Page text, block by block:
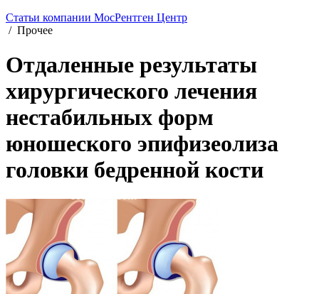
Статьи компании МосРентген Центр
/ Прочее
Отдаленные результаты
хирургического лечения
нестабильных форм
юношеского эпифизеолиза
головки бедренной кости